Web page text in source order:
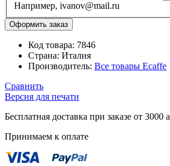
Например, ivanov@mail.ru
Код товара: 7846
Страна: Италия
Производитель: Все товары Ecaffe
Сравнить
Версия для печати
Бесплатная доставка при заказе от 3000 a
Принимаем к оплате